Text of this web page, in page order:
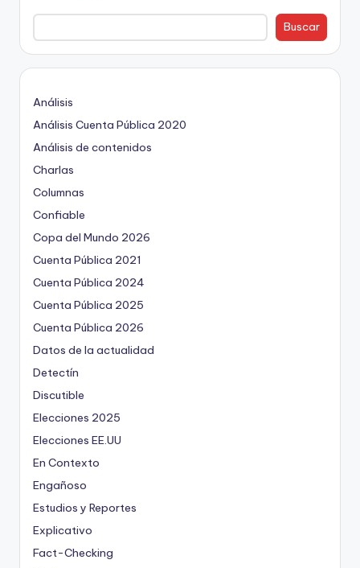
Buscar
Análisis
Análisis Cuenta Pública 2020
Análisis de contenidos
Charlas
Columnas
Confiable
Copa del Mundo 2026
Cuenta Pública 2021
Cuenta Pública 2024
Cuenta Pública 2025
Cuenta Pública 2026
Datos de la actualidad
Detectín
Discutible
Elecciones 2025
Elecciones EE.UU
En Contexto
Engañoso
Estudios y Reportes
Explicativo
Fact-Checking